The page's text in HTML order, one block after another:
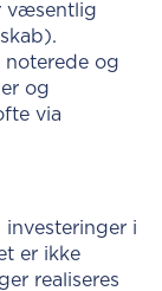
væsentlig
noterede og
og
via
investeringer i
er ikke
realiseres